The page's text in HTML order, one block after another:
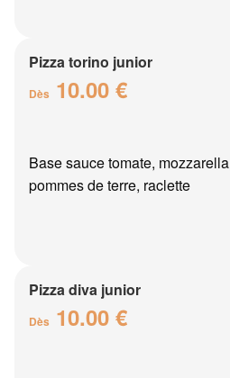
Pizza torino junior
Dès 10.00 €
Base sauce tomate,
pommes de terre, raclette
Pizza diva junior
Dès 10.00 €